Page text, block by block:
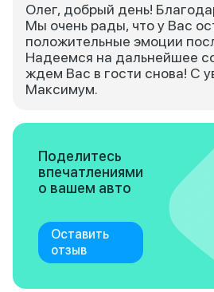
Олег, добрый день!
Мы очень рады, что у Вас
положительные эмоции
Надеемся на дальнейшее
ждем Вас в гости снова! С
Максимум.
Поделитесь
впечатлениями
о вашем авто
Оставить
отзыв